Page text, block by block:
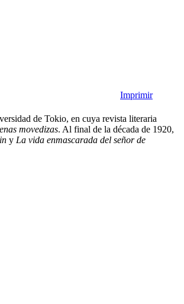
Imprimir
de Tokio, en cuya revista literaria
movedizas. Al final de la década de 1920,
y La vida enmascarada del señor de